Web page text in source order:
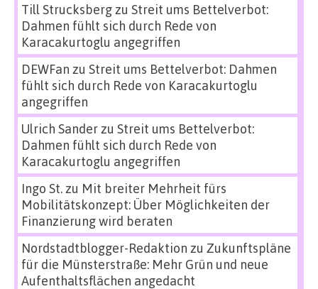
Till Strucksbergzu Streit ums Bettelverbot:
Dahmen fühlt sich durch Rede von
Karacakurtoglu angegriffen
DEWFan zu Streit ums Bettelverbot: Dahmen
fühlt sich durch Rede von Karacakurtoglu
angegriffen
Ulrich Sanderzu Streit ums Bettelverbot:
Dahmen fühlt sich durch Rede von
Karacakurtoglu angegriffen
Ingo St.zu Mit breiter Mehrheit fürs
Mobilitätskonzept: Über Möglichkeiten der
Finanzierung wird beraten
Nordstadtblogger-Redaktion zu Zukunftspläne
für die Münsterstraße: Mehr Grün und neue
Aufenthaltsflächen angedacht